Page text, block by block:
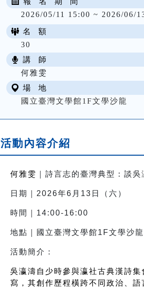
2026/05/11 15:00 ~ 2026/06/
名 額
30
講 師
何雅雯
場 地
國立臺灣文學館1F文學沙龍
活動內容介紹
何雅雯 ｜詩言志的臺灣典型：談吳
日期｜2026年6月13日（六）
時間｜14:00-16:00
地點｜國立臺灣文學館1F文學沙龍
活動簡介：
吳瀛濤自少時參與瀛社古典漢詩
寫，其創作歷程橫跨不同政治、